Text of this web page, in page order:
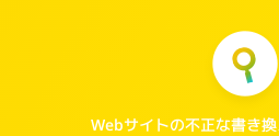
Webサイトの不正な書き